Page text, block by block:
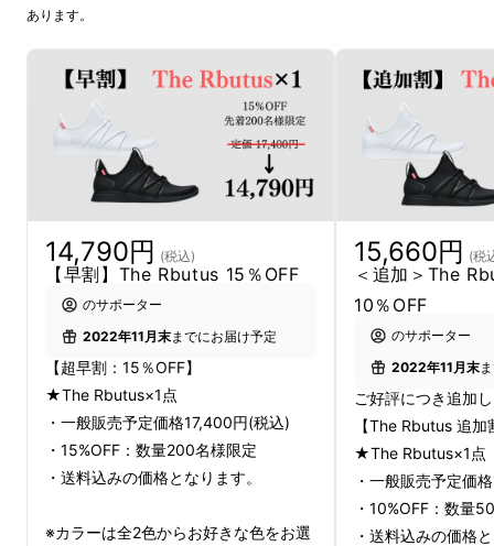
今回は
をかけ、クッション性、耐久性、グリップ力、
ストレッチ性素材、超軽量でサッと履けるス
リップオン！更に汚れても洗濯機で簡単に洗え
優れ物のシューズ 『The Rbutus』をご紹介
します！
あります。
14,790円 (税込)
【早割】The Rbutus 15％OFF
のサポーター
2022年11月末までにお届け予定
【超早割：15％OFF】
★The Rbutus×1点
・一般販売予定価格17,400円(税込)
・15%OFF：数量200名様限定
・送料込みの価格となります。
※カラーは全2色からお好きな色をお選
15,660円 (税
＜追加＞The
10％OFF
のサポーター
2022年11月末
ご好評につき追加
【The Rbutus 追
★The Rbutus×1点
・一般販売予定価
・10%OFF：数量
・送料込みの価格